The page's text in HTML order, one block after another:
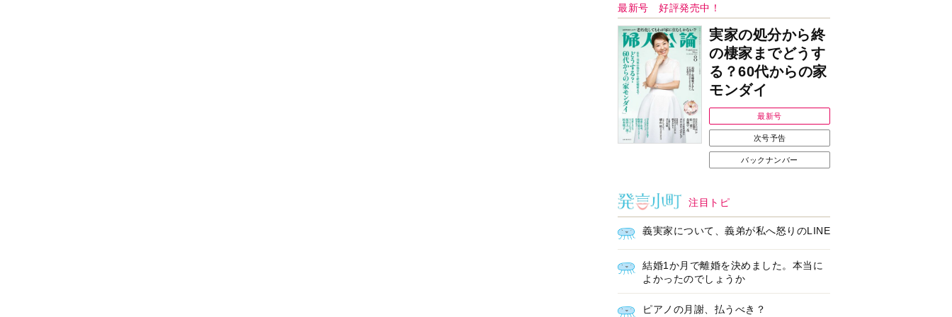
インフォメーション
ＡＩで始める遺言を書
く前の準備セミナー開
催
耳にすっぽり！オーテ
ィコン補聴器、新しい
スタイルで All in Ear
の「オーティコン ジー
ル」を発売
脳の健康習慣をサポー
トするオープンイヤー
ヤホン HERALBONY
モデル」発売
【編集部より】広告ペ
ージについてのお詫び